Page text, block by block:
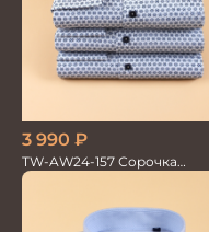
3 990 ₽
TW-AW24-157 Сорочка
мужская